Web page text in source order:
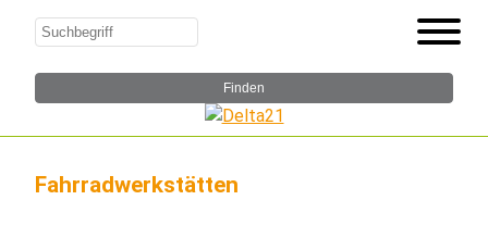
Fahrradwerkstätten